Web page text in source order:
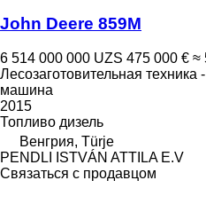
John Deere 859M
6 514 000 000 UZS 475 000 € ≈
Лесозаготовительная
машина
2015
Топливо дизель
Венгрия, Türje
PENDLI ISTVÁN ATTILA E.V
Связаться с продавцом